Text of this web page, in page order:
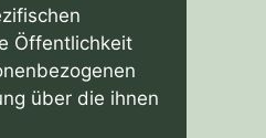
Öffentlichkeit
über die ihnen